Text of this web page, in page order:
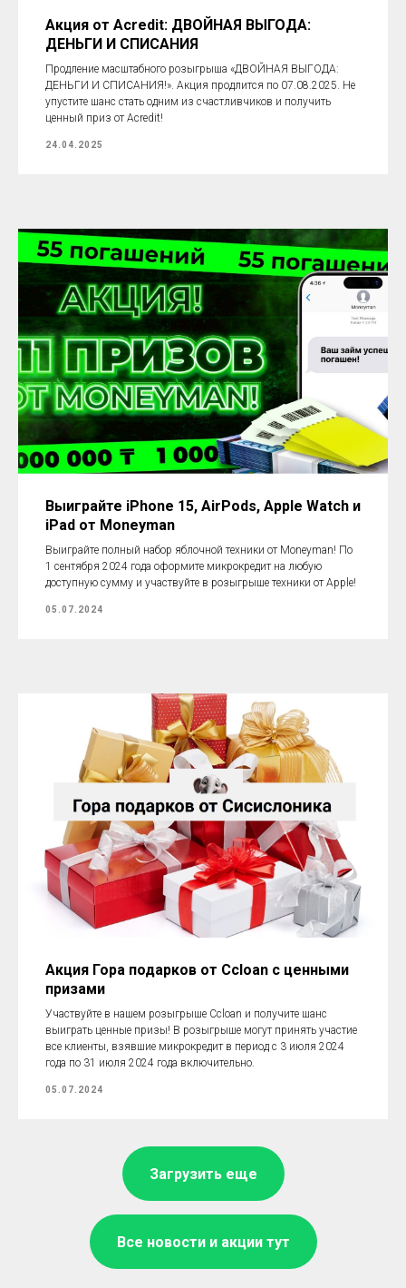
Акция от Acredit: ДВОЙНАЯ ВЫГОДА:
ДЕНЬГИ И СПИСАНИЯ
Продление масштабного розыгрыша «ДВОЙНАЯ ВЫГОДА:
ДЕНЬГИ И СПИСАНИЯ!». Акция продлится по 07.08.2025. Не
упустите шанс стать одним из счастливчиков и получить
ценный приз от Acredit!
24.04.2025
Выиграйте iPhone 15, AirPods, Apple Watch и
iPad от Moneyman
Выиграйте полный набор яблочной техники от Moneyman! По
1 сентября 2024 года оформите микрокредит на любую
доступную сумму и участвуйте в розыгрыше техники от Apple!
05.07.2024
Акция Гора подарков от Ccloan с ценными
призами
Участвуйте в нашем розыгрыше Ccloan и получите шанс
выиграть ценные призы! В розыгрыше могут принять участие
все клиенты, взявшие микрокредит в период с 3 июля 2024
года по 31 июля 2024 года включительно.
05.07.2024
Загрузить еще
Все новости и акции тут